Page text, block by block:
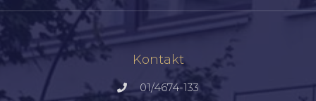
Kontakt
01/4674-133